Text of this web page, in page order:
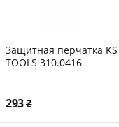
Защитная перчатка KS
TOOLS 310.0416
293